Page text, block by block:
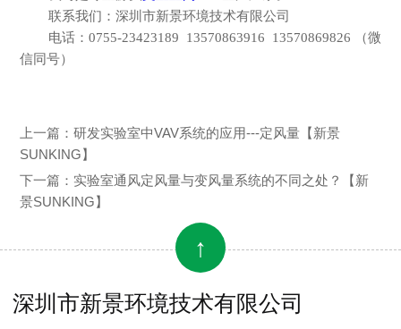
联系我们：深圳市新景环境技术有限公司
电话： 0755-23423189 13570863916 13570869826 （微
信同号）
上一篇： 研发实验室中VAV系统的应用---定风量【新景
SUNKING】
下一篇： 实验室通风定风量与变风量系统的不同之处？【新
景SUNKING】
↑
深圳市新景环境技术有限公司